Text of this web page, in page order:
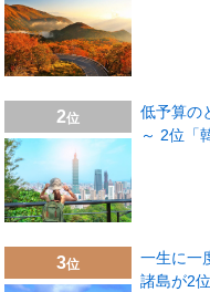
2位
低予算の
～ 2位「
3位
一生に一
諸島が2